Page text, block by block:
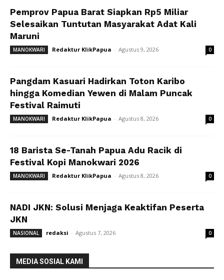
Pemprov Papua Barat Siapkan Rp5 Miliar
Selesaikan Tuntutan Masyarakat Adat Kali
Maruni
MANOKWARI Redaktur KlikPapua - Agustus 9, 2026 0
Pangdam Kasuari Hadirkan Toton Karibo
hingga Komedian Yewen di Malam Puncak
Festival Raimuti
MANOKWARI Redaktur KlikPapua - Agustus 8, 2026 0
18 Barista Se-Tanah Papua Adu Racik di
Festival Kopi Manokwari 2026
MANOKWARI Redaktur KlikPapua - Agustus 8, 2026 0
NADI JKN: Solusi Menjaga Keaktifan Peserta
JKN
NASIONAL redaksi - Agustus 7, 2026 0
MEDIA SOSIAL KAMI